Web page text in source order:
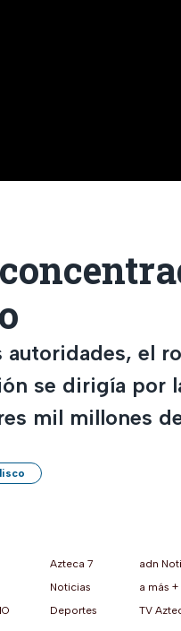
autoridades, el
se dirigía por
mil millones
pestaña)
pestaña)
nueva pestaña)
en una nueva pestaña)
abre en una nueva
(se abre en una nueva
Azteca 7
Noticias
Deportes
adn
a más +
TV